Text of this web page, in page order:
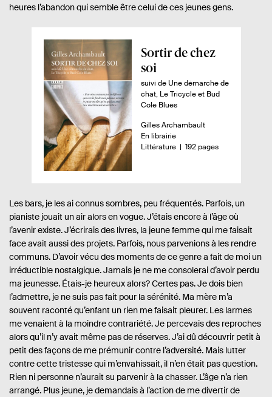
heures l’abandon qui semble être celui de ces jeunes gens.
A
p
e
r
u
d
v
r
e
:
Sortir de chez
soi
suivi de Une démarche de
chat, Le Tricycle et Bud
Cole Blues
A
u
t
e
s
Gilles Archambault
D
i
i
l
i
é
En librairie
n
e
e
p
a
g
e
Littérature- 192 pages
Les bars, je les ai connus sombres, peu fréquentés. Parfois, un
pianiste jouait un air alors en vogue. J’étais encore à l’âge où
l’avenir existe. J’écrirais des livres, la jeune femme qui me faisait
face avait aussi des projets. Parfois, nous parvenions à les rendre
communs. D’avoir vécu des moments de ce genre a fait de moi un
irréductible nostalgique. Jamais je ne me consolerai d’avoir perdu
ma jeunesse. Étais-je heureux alors? Certes pas. Je dois bien
l’admettre, je ne suis pas fait pour la sérénité. Ma mère m’a
souvent raconté qu’enfant un rien me faisait pleurer. Les larmes
me venaient à la moindre contrariété. Je percevais des reproches
alors qu’il n’y avait même pas de réserves. J’ai dû découvrir petit à
petit des façons de me prémunir contre l’adversité. Mais lutter
contre cette tristesse qui m’envahissait, il n’en était pas question.
Rien ni personne n’aurait su parvenir à la chasser. L’âge n’a rien
arrangé. Plus jeune, je demandais à l’action de me divertir de